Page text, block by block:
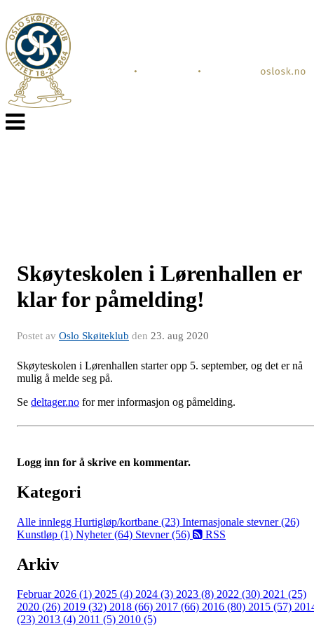
Veksle
navigasjon
Skøyteskolen i Lørenhallen er
klar for påmelding!
Postet av Oslo Skøiteklub den 23. aug 2020
Skøyteskolen i Lørenhallen starter opp 5. september, og det er nå
mulig å melde seg på.
Se deltager.no for mer informasjon og påmelding.
Logg inn for å skrive en kommentar.
Kategori
Alle innlegg Hurtigløp/kortbane (23) Internasjonale stevner (26)
Kunstløp (1) Nyheter (64) Stevner (56) RSS
Arkiv
Februar 2026 (1) 2025 (4) 2024 (3) 2023 (8) 2022 (30) 2021 (25)
2020 (26) 2019 (32) 2018 (66) 2017 (66) 2016 (80) 2015 (57)
(23) 2013 (4) 2011 (5) 2010 (5)